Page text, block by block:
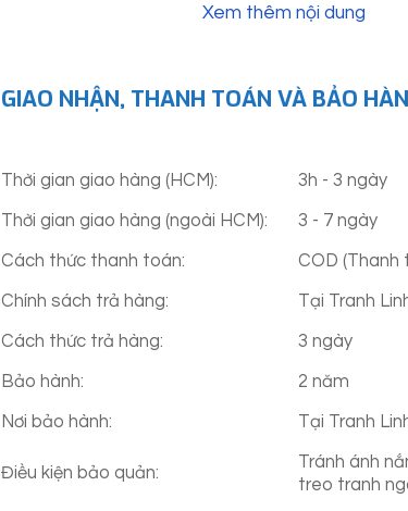
hơn 10 năm kinh nghiệm. Đã cung cấp tranh
nhật mẫu mới, chất lượng đảm bảo với giá cạnh
Xem thêm nội dung
GIAO NHẬN, THANH TOÁN VÀ BẢO
Thời gian giao hàng (HCM): 3h - 3 ngày
Thời gian giao hàng (ngoài HCM): 3 - 7 ngày
Cách thức thanh toán: COD (Thanh
Chính sách trả hàng: Tại Tranh
Cách thức trả hàng: 3 ngày
Bảo hành: 2 năm
Nơi bảo hành: Tại Tranh
Điều kiện bảo quản:
Tránh ánh
treo tranh